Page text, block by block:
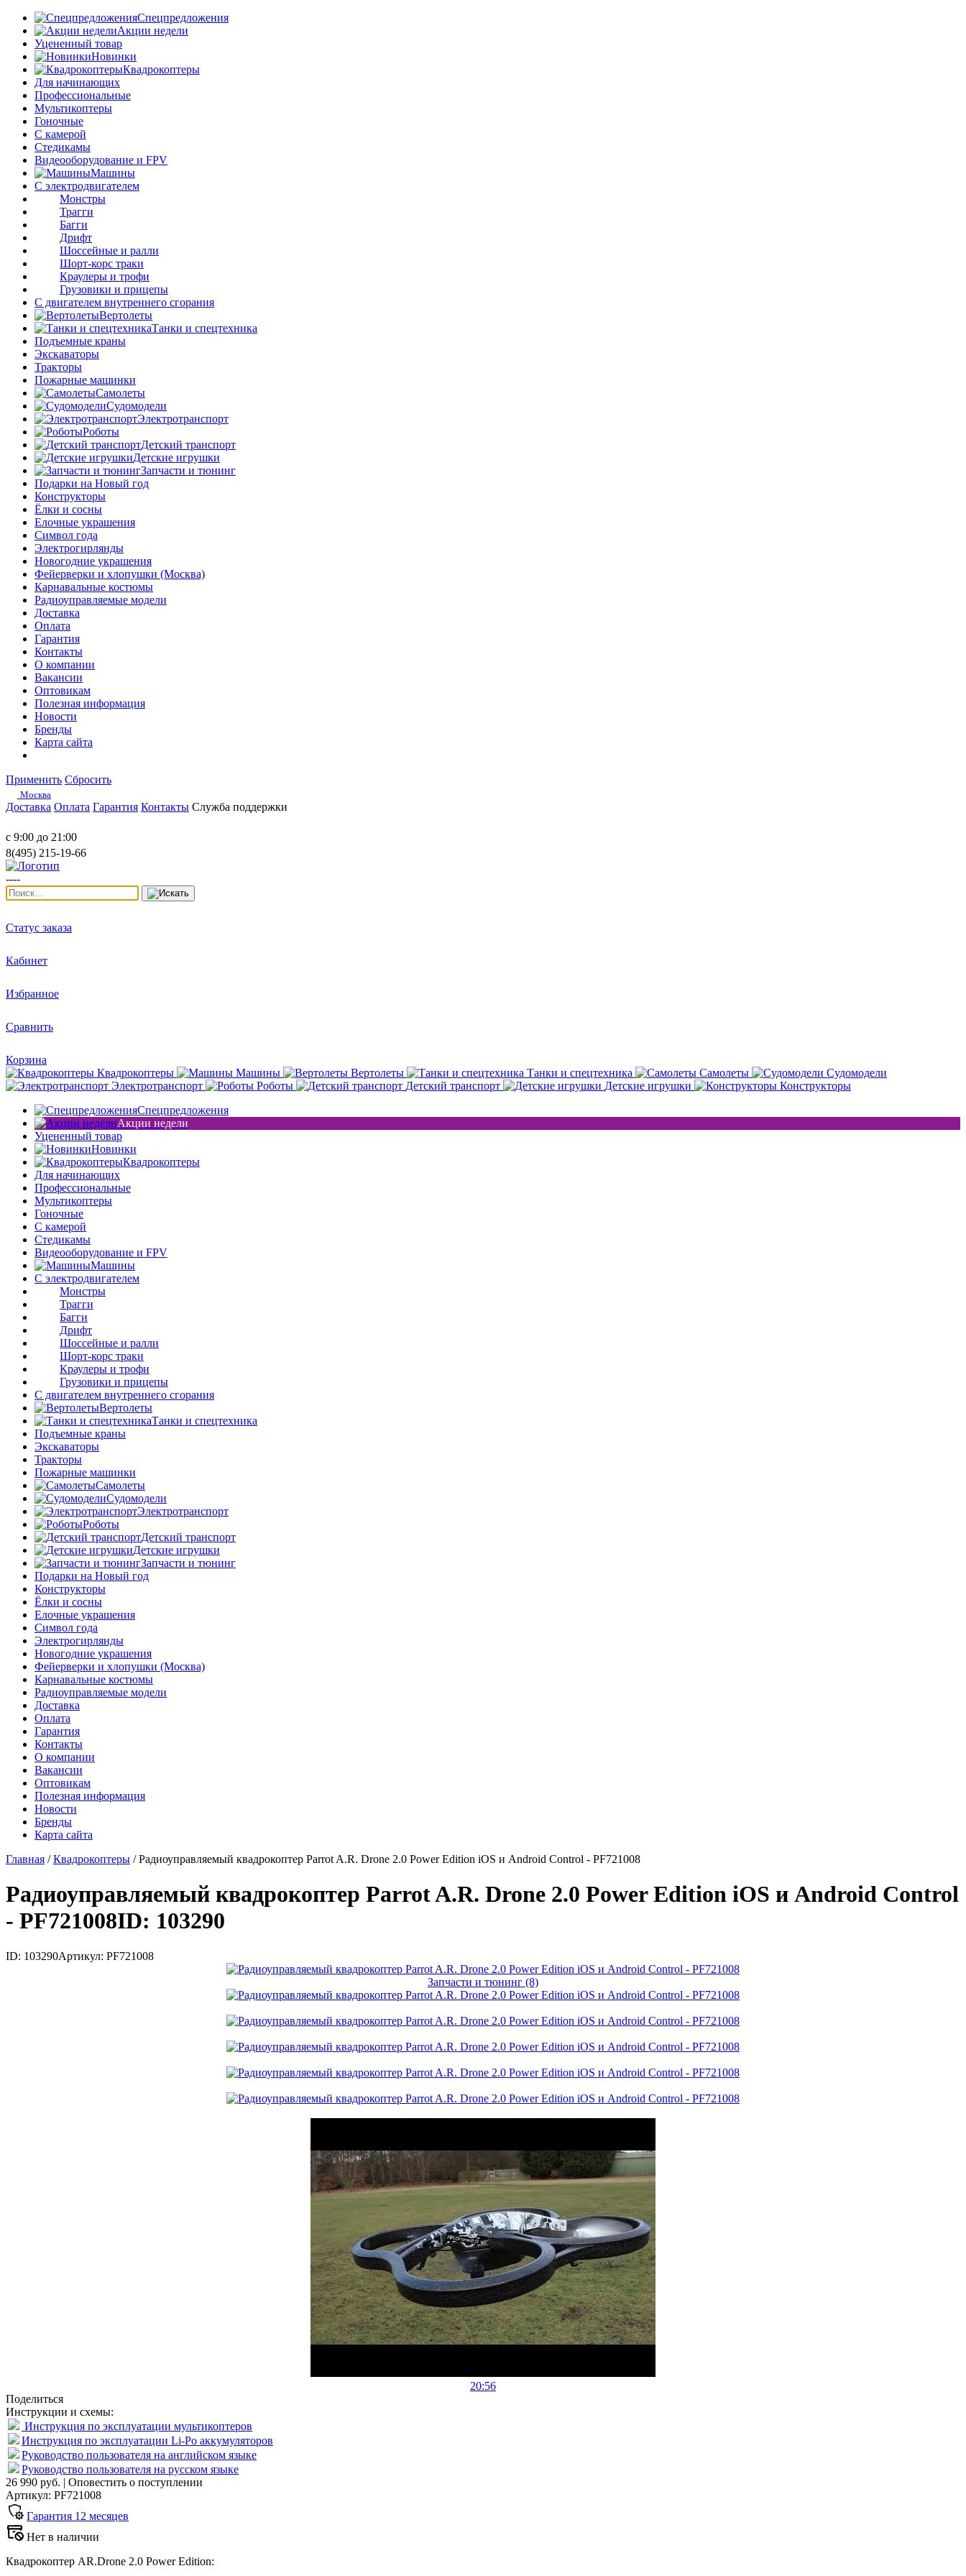
Спецпредложения
Акции недели
Уцененный товар
Новинки
Квадрокоптеры
Для начинающих
Профессиональные
Мультикоптеры
Гоночные
C камерой
Стедикамы
Видеооборудование и FPV
Машины
С электродвигателем
Монстры
Трагги
Багги
Дрифт
Шоссейные и ралли
Шорт-корс траки
Краулеры и трофи
Грузовики и прицепы
С двигателем внутреннего сгорания
Вертолеты
Танки и спецтехника
Подъемные краны
Экскаваторы
Тракторы
Пожарные машинки
Самолеты
Судомодели
Электротранспорт
Роботы
Детский транспорт
Детские игрушки
Запчасти и тюнинг
Подарки на Новый год
Конструкторы
Ёлки и сосны
Елочные украшения
Символ года
Электрогирлянды
Новогодние украшения
Фейерверки и хлопушки (Москва)
Карнавальные костюмы
Радиоуправляемые модели
Доставка
Оплата
Гарантия
Контакты
О компании
Вакансии
Оптовикам
Полезная информация
Новости
Бренды
Карта сайта
Применить Сбросить
Москва
Доставка Оплата Гарантия Контакты Служба поддержки
с 9:00 до 21:00
8(495) 215-19-66
----
Статус заказа
Кабинет
Избранное
Сравнить
Корзина
Квадрокоптеры
Машины Вертолеты Танки и спецтехника Самолеты
Судомодели
Электротранспорт
Роботы Детский транспорт Детские игрушки
Конструкторы
Спецпредложения
Акции недели
Уцененный товар
Новинки
Квадрокоптеры
Для начинающих
Профессиональные
Мультикоптеры
Гоночные
C камерой
Стедикамы
Видеооборудование и FPV
Машины
С электродвигателем
Монстры
Трагги
Багги
Дрифт
Шоссейные и ралли
Шорт-корс траки
Краулеры и трофи
Грузовики и прицепы
С двигателем внутреннего сгорания
Вертолеты
Танки и спецтехника
Подъемные краны
Экскаваторы
Тракторы
Пожарные машинки
Самолеты
Судомодели
Электротранспорт
Роботы
Детский транспорт
Детские игрушки
Запчасти и тюнинг
Подарки на Новый год
Конструкторы
Ёлки и сосны
Елочные украшения
Символ года
Электрогирлянды
Новогодние украшения
Фейерверки и хлопушки (Москва)
Карнавальные костюмы
Радиоуправляемые модели
Доставка
Оплата
Гарантия
Контакты
О компании
Вакансии
Оптовикам
Полезная информация
Новости
Бренды
Карта сайта
Главная /Квадрокоптеры /Радиоуправляемый квадрокоптер Parrot A.R. Drone 2.0 Power Edition iOS и Android Control - PF721008
Радиоуправляемый квадрокоптер Parrot A.R. Drone 2.0 Power Edition iOS и Android Control
- PF721008ID: 103290
ID: 103290Артикул: PF721008
Запчасти и тюнинг (8)
20:56
Поделиться
Инструкции и схемы:
Инструкция по эксплуатации мультикоптеров
Инструкция по эксплуатации Li-Po аккумуляторов
Руководство пользователя на английском языке
Руководство пользователя на русском языке
26 990 руб. | Оповестить о поступлении
Артикул: PF721008
Гарантия 12 месяцев
Нет в наличии
Квадрокоптер AR.Drone 2.0 Power Edition: